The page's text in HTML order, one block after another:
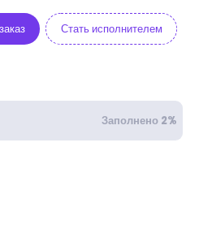
Стать исполнителем
Заполнено 2%